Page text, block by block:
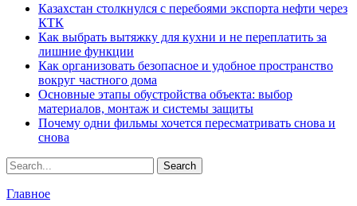
Казахстан столкнулся с перебоями экспорта нефти через
КТК
Как выбрать вытяжку для кухни и не переплатить за
лишние функции
Как организовать безопасное и удобное пространство
вокруг частного дома
Основные этапы обустройства объекта: выбор
материалов, монтаж и системы защиты
Почему одни фильмы хочется пересматривать снова и
снова
Главное